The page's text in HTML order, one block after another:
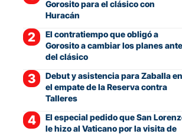
Gorosito para el clásico con
Huracán
El contratiempo que obligó a
Gorosito a cambiar los planes
del clásico
Debut y asistencia para Zaballa en
el empate de la Reserva contra
Talleres
El especial pedido que San
le hizo al Vaticano por la visita de